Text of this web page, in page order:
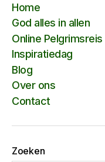
Home
God alles in allen
Online Pelgrimsreis
Inspiratiedag
Blog
Over ons
Contact
Zoeken